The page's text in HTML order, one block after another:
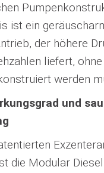
ist ein
der höhere
liefert,
werden
und
die Modular